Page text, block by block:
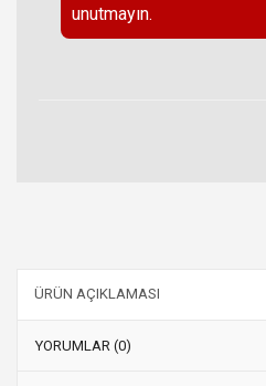
unutmayın.
ÜRÜN AÇIKLAMASI
YORUMLAR (0)